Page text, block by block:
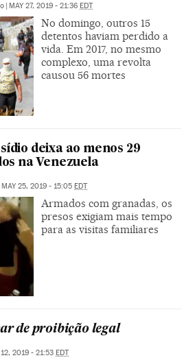
| MAY 27, 2019 - 21:36 EDT
No domingo, outros 15
detentos haviam perdido a
vida. Em 2017, no mesmo
complexo, uma revolta
causou 56 mortes
deixa ao menos 29
na Venezuela
MAY 25, 2019 - 15:05 EDT
Armados com granadas, os
presos exigiam mais tempo
para as visitas familiares
de proibição legal
12, 2019 - 21:53 EDT